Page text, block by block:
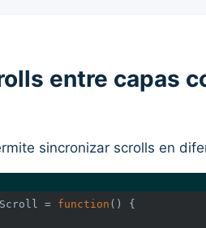
entre capas
sincronizar scrolls en
= function ( )